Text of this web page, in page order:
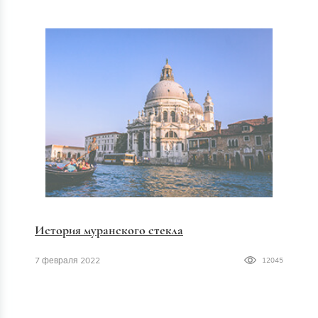
История муранского стекла
7 февраля 2022 12045